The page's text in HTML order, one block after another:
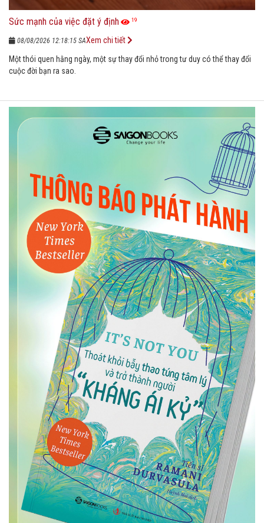
Sức mạnh của việc đặt ý định 19
08/08/2026 12:18:15 SA
Một thói quen hằng ngày, một sự thay đổi nhỏ trong tư duy có thể thay đổi
cuộc đời bạn ra sao.
Xem chi tiết